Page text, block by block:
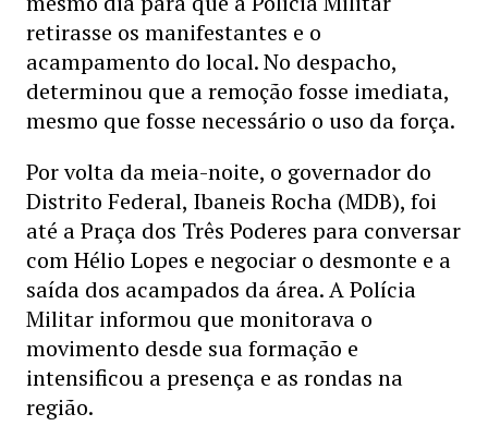
retirasse os manifestantes e o
acampamento do local. No despacho,
determinou que a remoção fosse imediata,
mesmo que fosse necessário o uso da força.
Por volta da meia-noite, o governador do
Distrito Federal, Ibaneis Rocha (MDB), foi
até a Praça dos Três Poderes para conversar
com Hélio Lopes e negociar o desmonte e a
saída dos acampados da área. A Polícia
Militar informou que monitorava o
movimento desde sua formação e
intensificou a presença e as rondas na
região.